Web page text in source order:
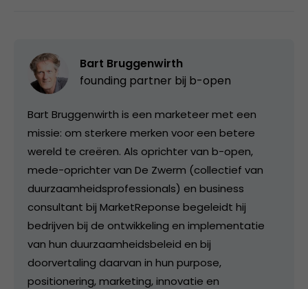
Bart Bruggenwirth
founding partner bij b-open
Bart Bruggenwirth is een marketeer met een
missie: om sterkere merken voor een betere
wereld te creëren. Als oprichter van b-open,
mede-oprichter van De Zwerm (collectief van
duurzaamheidsprofessionals) en business
consultant bij MarketReponse begeleidt hij
bedrijven bij de ontwikkeling en implementatie
van hun duurzaamheidsbeleid en bij
doorvertaling daarvan in hun purpose,
positionering, marketing, innovatie en